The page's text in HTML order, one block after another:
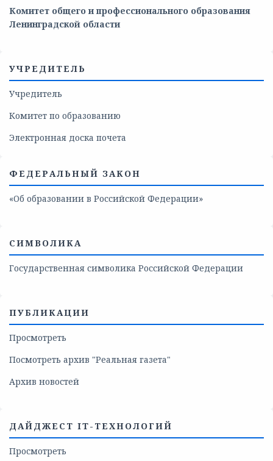
Комитет общего и профессионального образования
Ленинградской области
УЧРЕДИТЕЛЬ
Учредитель
Комитет по образованию
Электронная доска почета
ФЕДЕРАЛЬНЫЙ ЗАКОН
«Об образовании в Российской Федерации»
СИМВОЛИКА
Государственная символика Российской Федерации
ПУБЛИКАЦИИ
Просмотреть
Посмотреть архив "Реальная газета"
Архив новостей
ДАЙДЖЕСТ IT-ТЕХНОЛОГИЙ
Просмотреть